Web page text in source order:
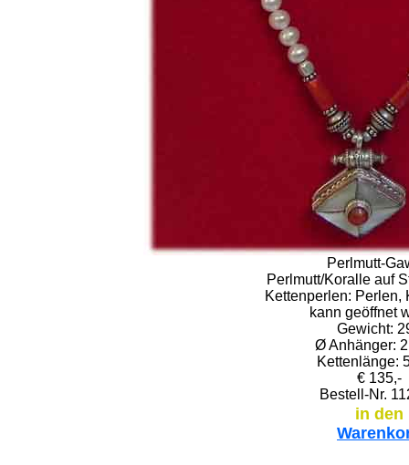
Perlmutt-
Perlmutt/Koralle auf
Kettenperlen: Perlen,
kann geöffnet
Gewicht:
Ø Anhänger:
Kettenlänge:
€ 135,-
Bestell-Nr.
in den